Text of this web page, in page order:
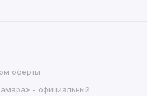
оферты.
- официальный